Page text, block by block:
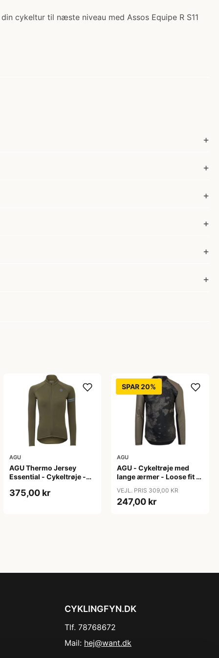
cykeltur til næste niveau med Assos Equipe R S11
AGU
AGU Thermo Jersey
Essential - Cykeltrøje -
XXL
375,00 kr
SPAR 20%
AGU
AGU - Cykeltrøje med
lange ærmer - Loose fit -
VEJL. PRIS 309,00 KR
247,00 kr
CYKLINGFYN.DK
Tlf. 78768672
Mail: hej@want.dk